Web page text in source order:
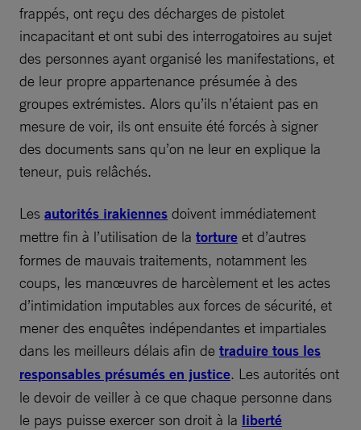
frappés, ont reçu des décharges de pistolet
incapacitant et ont subi des interrogatoires au sujet
des personnes ayant organisé les manifestations, et
de leur propre appartenance présumée à des
groupes extrémistes. Alors qu’ils n’étaient pas en
mesure de voir, ils ont ensuite été forcés à signer
des documents sans qu’on ne leur en explique la
teneur, puis relâchés.
Les autorités irakiennes doivent immédiatement
mettre fin à l’utilisation de la torture et d’autres
formes de mauvais traitements, notamment les
coups, les manœuvres de harcèlement et les actes
d’intimidation imputables aux forces de sécurité, et
mener des enquêtes indépendantes et impartiales
dans les meilleurs délais afin de traduire tous les
responsables présumés en justice. Les autorités ont
le devoir de veiller à ce que chaque personne dans
le pays puisse exercer son droit à la liberté